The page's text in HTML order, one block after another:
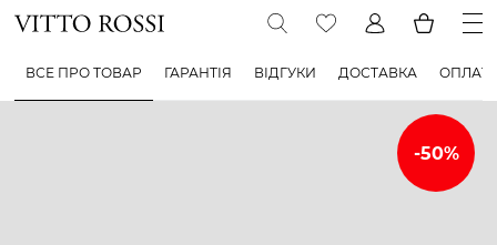
ВСЕ ПРО ТОВАР ГАРАНТІЯ ВІДГУКИ ДОСТАВКА